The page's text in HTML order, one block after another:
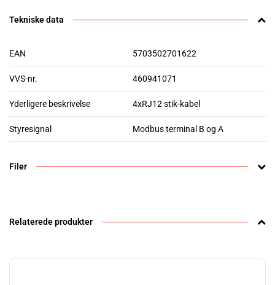
Tekniske data
EAN 5703502701622
VVS-nr. 460941071
Yderligere beskrivelse 4xRJ12 stik-kabel
Styresignal Modbus terminal B og A
Filer
Relaterede produkter